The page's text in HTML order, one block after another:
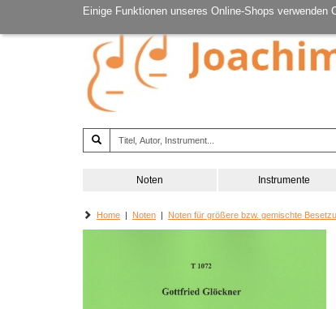
Einige Funktionen unseres Online-Shops
Noten Instrumente
Home | Noten | Noten für größere bzw. gemischte